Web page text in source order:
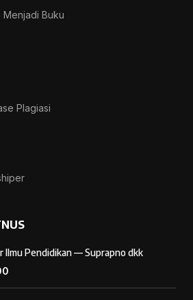
Menjadi Buku
Plagiasi
Ilmu Pendidikan — Suprapno dkk